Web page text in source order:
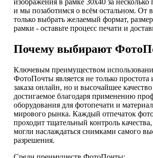
изображения в рамке 30х40 за
и мы позаботимся о всём остальном. От
только выбрать желаемый формат,
рамки - оставьте процесс печати и
Почему выбирают
Ключевым преимуществом
ФотоПочты является не только простота
заказа онлайн, но и высочайшее
достигаемое благодаря применению
оборудования для фотопечати и
мирового рынка. Каждый отпечаток
проходит тщательный контроль
могли наслаждаться снимками самого
разрешения.